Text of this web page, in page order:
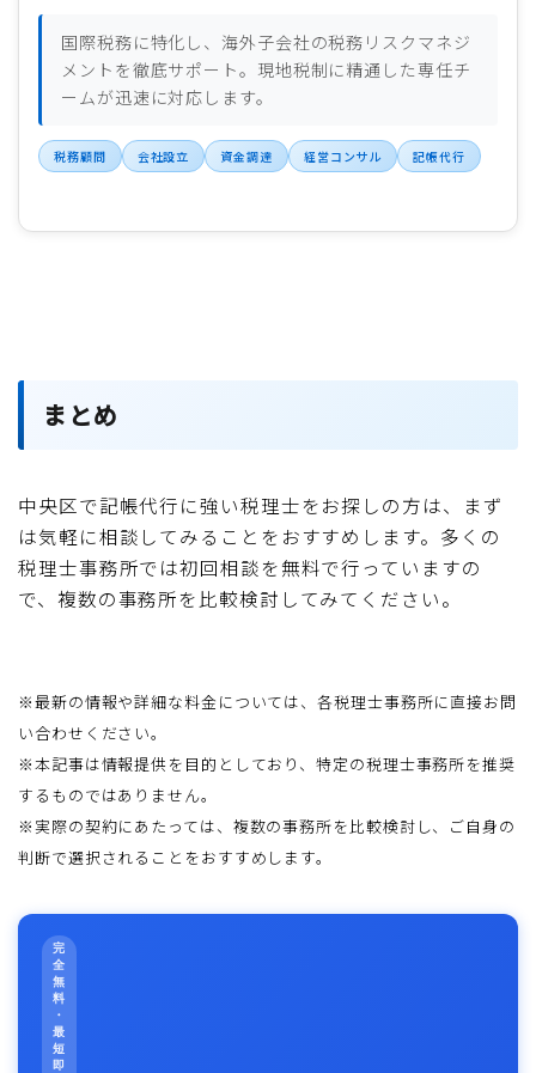
国際税務に特化し、海外子会社の税務リスクマネジ
メントを徹底サポート。現地税制に精通した専任チ
ームが迅速に対応します。
税務顧問 会社設立 資金調達 経営コンサル 記帳代行
まとめ
中央区で記帳代行に強い税理士をお探しの方は、まず
は気軽に相談してみることをおすすめします。多くの
税理士事務所では初回相談を無料で行っていますの
で、複数の事務所を比較検討してみてください。
※最新の情報や詳細な料金については、各税理士事務所に直接お問
い合わせください。
※本記事は情報提供を目的としており、特定の税理士事務所を推奨
するものではありません。
※実際の契約にあたっては、複数の事務所を比較検討し、ご自身の
判断で選択されることをおすすめします。
完
全
無
料
・
最
短
即